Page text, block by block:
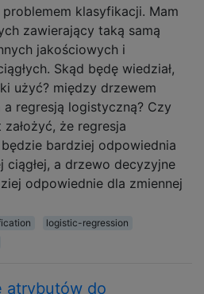
problemem klasyfikacji. Mam
zawierający taką samą
jakościowych i
Skąd będę wiedział,
użyć? między drzewem
regresją logistyczną? Czy
założyć, że regresja
bardziej odpowiednia
ciągłej, a drzewo decyzyjne
odpowiednie dla zmiennej
logistic-regression
atrybutów do